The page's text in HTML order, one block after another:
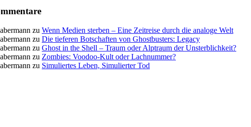
zu Wenn Medien sterben – Eine Zeitreise durch die analoge Welt
zu Die tieferen Botschaften von Ghostbusters: Legacy
zu Ghost in the Shell – Traum oder Alptraum der Unsterblichkeit?
zu Zombies: Voodoo-Kult oder Lachnummer?
zu Simuliertes Leben, Simulierter Tod